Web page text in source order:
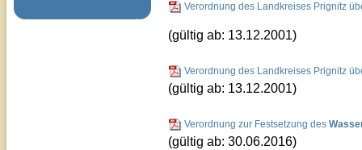
Verordnung des Landkreises Prignitz
(gültig ab: 13.12.2001)
Verordnung des Landkreises Prignitz
(gültig ab: 13.12.2001)
Verordnung zur Festsetzung des
(gültig ab: 30.06.2016)